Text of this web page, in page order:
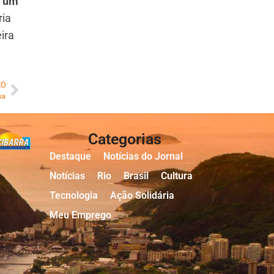
Categorias
Destaque
Notícias do Jornal
Notícias
Rio Brasil
Cultura
Tecnologia
Ação Solidária
Meu Emprego